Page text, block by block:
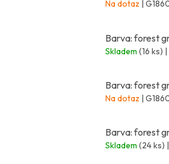
Na dotaz |
Barva: forest
Skladem (16 ks)
Barva: forest
Na dotaz |
Barva: forest
Skladem (24 ks)